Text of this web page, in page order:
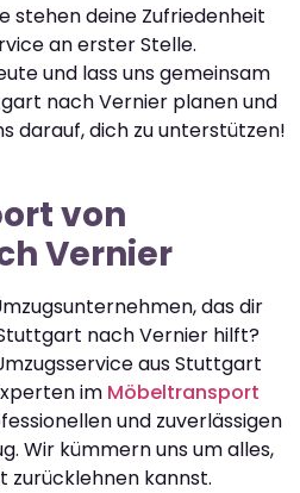
stehen deine Zufriedenheit
an erster Stelle.
und lass uns gemeinsam
nach Vernier planen und
darauf, dich zu unterstützen!
von
Vernier
das dir
nach Vernier hilft?
aus Stuttgart
im Möbeltransport
und zuverlässigen
Wir kümmern uns um alles,
zurücklehnen kannst.